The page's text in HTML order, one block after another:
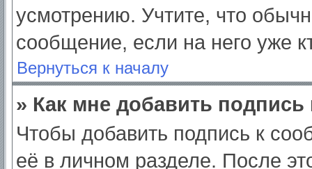
усмотрению. Учтите, что
сообщение, если на него уже
Вернуться к началу
» Как мне добавить
Чтобы добавить подпись к
её в личном разделе. После